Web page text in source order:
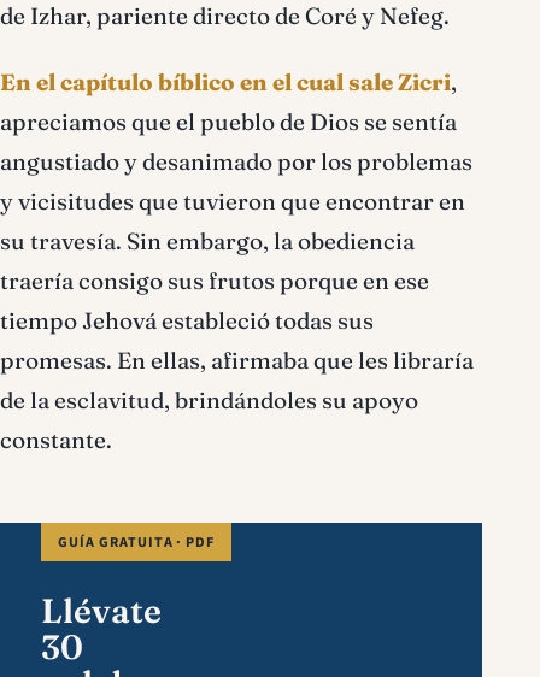
de Izhar, pariente directo de Coré y Nefeg.
En el capítulo bíblico en el cual sale Zicri,
apreciamos que el pueblo de Dios se sentía
angustiado y desanimado por los problemas
y vicisitudes que tuvieron que encontrar en
su travesía. Sin embargo, la obediencia
traería consigo sus frutos porque en ese
tiempo Jehová estableció todas sus
promesas. En ellas, afirmaba que les libraría
de la esclavitud, brindándoles su apoyo
constante.
GUÍA GRATUITA · PDF
Llévate
30